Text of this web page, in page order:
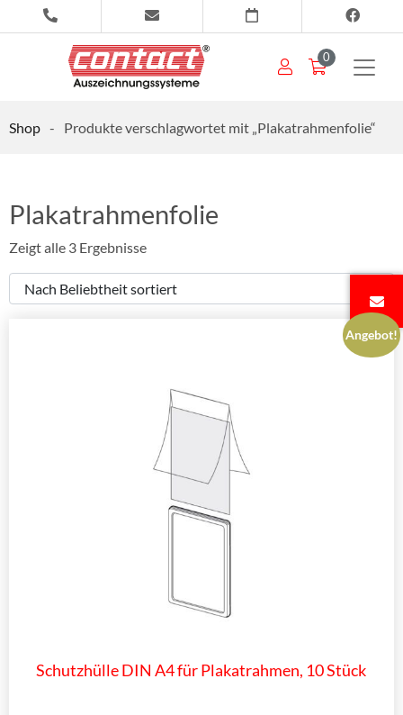
0
Shop - Produkte verschlagwortet mit „Plakatrahmenfolie“
Plakatrahmenfolie
Zeigt alle 3 Ergebnisse
Angebot!
Schutzhülle DIN A4 für Plakatrahmen, 10 Stück